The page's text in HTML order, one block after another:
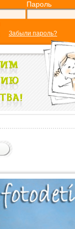
Пароль
Забыли пароль?